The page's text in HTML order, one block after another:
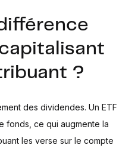
?
des dividendes. Un ETF
fonds, ce qui augmente la
les verse sur le compte